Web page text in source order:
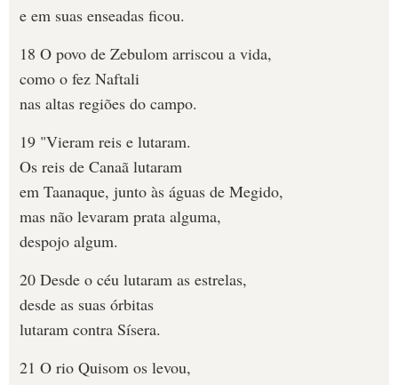
e em suas enseadas ficou.
18 O povo de Zebulom arriscou a vida,
como o fez Naftali
nas altas regiões do campo.
19 "Vieram reis e lutaram.
Os reis de Canaã lutaram
em Taanaque, junto às águas de Megido,
mas não levaram prata alguma,
despojo algum.
20 Desde o céu lutaram as estrelas,
desde as suas órbitas
lutaram contra Sísera.
21 O rio Quisom os levou,